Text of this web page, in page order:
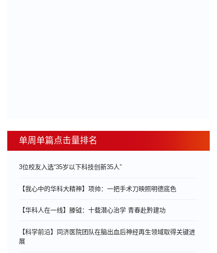
单周单篇点击量排名
3位校友入选“35岁以下科技创新35人”
【我心中的华科大精神】项帅：一把手术刀映照明德底色
【华科人在一线】滕钺：十载潜心治学 青春赴黔建功
【科学前沿】同济医院团队在脑出血后神经再生领域取得关键进
展